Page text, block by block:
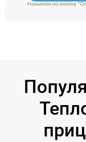
Нажимая на кнопку